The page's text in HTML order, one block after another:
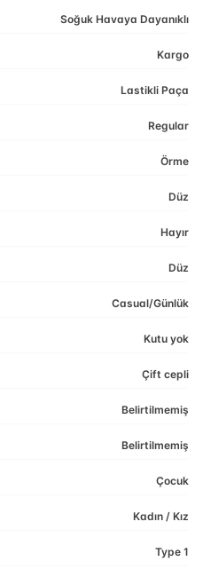
Soğuk Havaya Dayanıklı
Kargo
Lastikli Paça
Regular
Örme
Düz
Hayır
Düz
Casual/Günlük
Kutu yok
Çift cepli
Belirtilmemiş
Belirtilmemiş
Çocuk
Kadın / Kız
Type 1